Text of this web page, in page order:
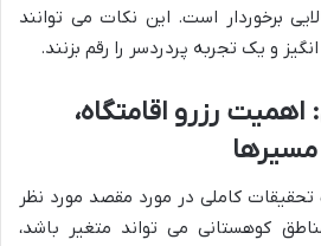
برخوردار است. این نکات می توانند
و یک تجربه پردردسر را رقم بزنند.
رزرو اقامتگاه،
تحقیقات کاملی در مورد مقصد مورد نظر
کوهستانی می تواند متغیر باشد،